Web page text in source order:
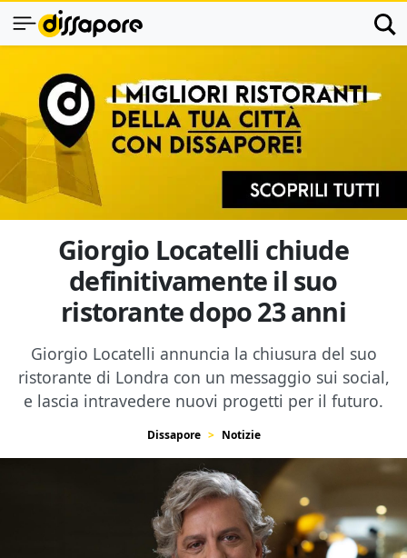
Giorgio Locatelli chiude
definitivamente il suo
ristorante dopo 23 anni
Giorgio Locatelli annuncia la chiusura del suo
ristorante di Londra con un messaggio sui social,
e lascia intravedere nuovi progetti per il futuro.
Dissapore Notizie